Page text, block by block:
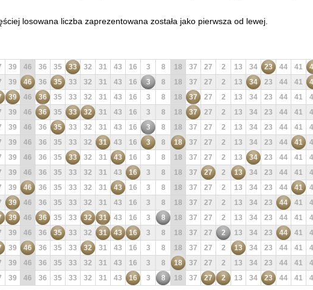
losowana liczba zaprezentowana została jako pierwsza od lewej.
39 46 36 35 33 32 31 43 16 3 8 18 37 27 2 13 34 23 44 41
39 46 36 35 33 32 31 43 16 3 8 18 37 27 2 13 34 23 44 41
39 46 36 35 33 32 31 43 16 3 8 18 37 27 2 13 34 23 44 41
39 46 36 35 33 32 31 43 16 3 8 18 37 27 2 13 34 23 44 41
39 46 36 35 33 32 31 43 16 3 8 18 37 27 2 13 34 23 44 41
39 46 36 35 33 32 31 43 16 3 8 18 37 27 2 13 34 23 44 41
39 46 36 35 33 32 31 43 16 3 8 18 37 27 2 13 34 23 44 41
39 46 36 35 33 32 31 43 16 3 8 18 37 27 2 13 34 23 44 41
39 46 36 35 33 32 31 43 16 3 8 18 37 27 2 13 34 23 44 41
39 46 36 35 33 32 31 43 16 3 8 18 37 27 2 13 34 23 44 41
39 46 36 35 33 32 31 43 16 3 8 18 37 27 2 13 34 23 44 41
39 46 36 35 33 32 31 43 16 3 8 18 37 27 2 13 34 23 44 41
39 46 36 35 33 32 31 43 16 3 8 18 37 27 2 13 34 23 44 41
39 46 36 35 33 32 31 43 16 3 8 18 37 27 2 13 34 23 44 41
39 46 36 35 33 32 31 43 16 3 8 18 37 27 2 13 34 23 44 41